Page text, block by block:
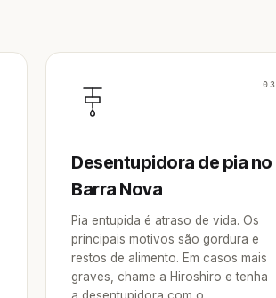
03
Desentupidora de pia no
Barra Nova
Pia entupida é atraso de vida. Os
principais motivos são gordura e
restos de alimento. Em casos mais
graves, chame a Hiroshiro e tenha